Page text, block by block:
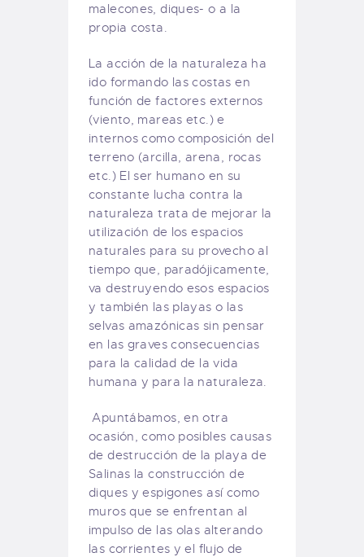
malecones, diques- o a la
propia costa.
La acción de la naturaleza ha
ido formando las costas en
función de factores externos
(viento, mareas etc.) e
internos como composición del
terreno (arcilla, arena, rocas
etc.) El ser humano en su
constante lucha contra la
naturaleza trata de mejorar la
utilización de los espacios
naturales para su provecho al
tiempo que, paradójicamente,
va destruyendo esos espacios
y también las playas o las
selvas amazónicas sin pensar
en las graves consecuencias
para la calidad de la vida
humana y para la naturaleza.
Apuntábamos, en otra
ocasión, como posibles causas
de destrucción de la playa de
Salinas la construcción de
diques y espigones así como
muros que se enfrentan al
impulso de las olas alterando
las corrientes y el flujo de